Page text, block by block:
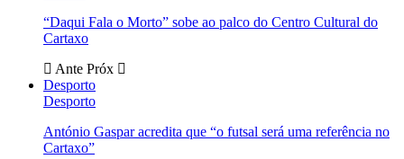
“Daqui Fala o Morto” sobe ao palco do Centro Cultural do
Cartaxo
Ante Próx
Desporto
Desporto
António Gaspar acredita que “o futsal será uma referência no
Cartaxo”